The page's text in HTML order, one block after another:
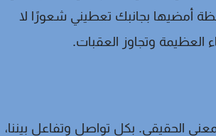
أمضيها بجانبك تعطيني شعورًا لا
العظيمة وتجاوز العقبات.
الحقيقي. بكل تواصل وتفاعل بيننا،